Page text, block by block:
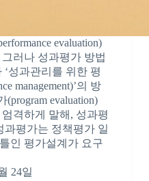
evaluation)
러나 성과평가 방법
성과관리를 위한 평
management)’의 방
evaluation)
격하게 말해, 성과평
과평가는 정책평가 일
인 평가설계가 요구
24일